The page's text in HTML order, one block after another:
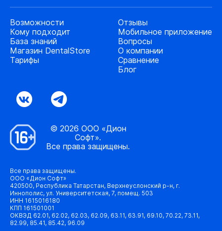
Возможности
Кому подходит
База знаний
Магазин DentalStore
Тарифы
Отзывы
Мобильное приложение
Вопросы
О компании
Сравнение
Блог
© 2026 ООО «Дион
Софт».
Все права защищены.
Все права защищены.
ООО «Дион Софт»
420500, Республика Татарстан, Верхнеуслонский р-н, г.
Иннополис, ул. Университетская, 7, помещ. 503
ИНН 1615016180
КПП 161501001
ОКВЭД 62.01, 62.02, 62.03, 62.09, 63.11, 63.91, 69.10, 70.22, 73.11,
82.99, 85.41, 85.42, 96.09